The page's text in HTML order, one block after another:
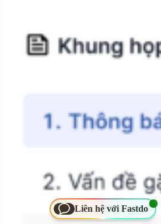
Liên hệ với Fastdo